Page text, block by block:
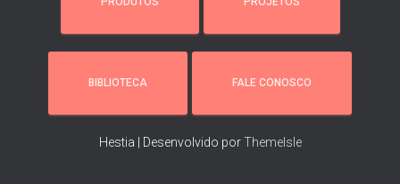
BIBLIOTECA FALE CONOSCO
Hestia | Desenvolvido porThemeIsle